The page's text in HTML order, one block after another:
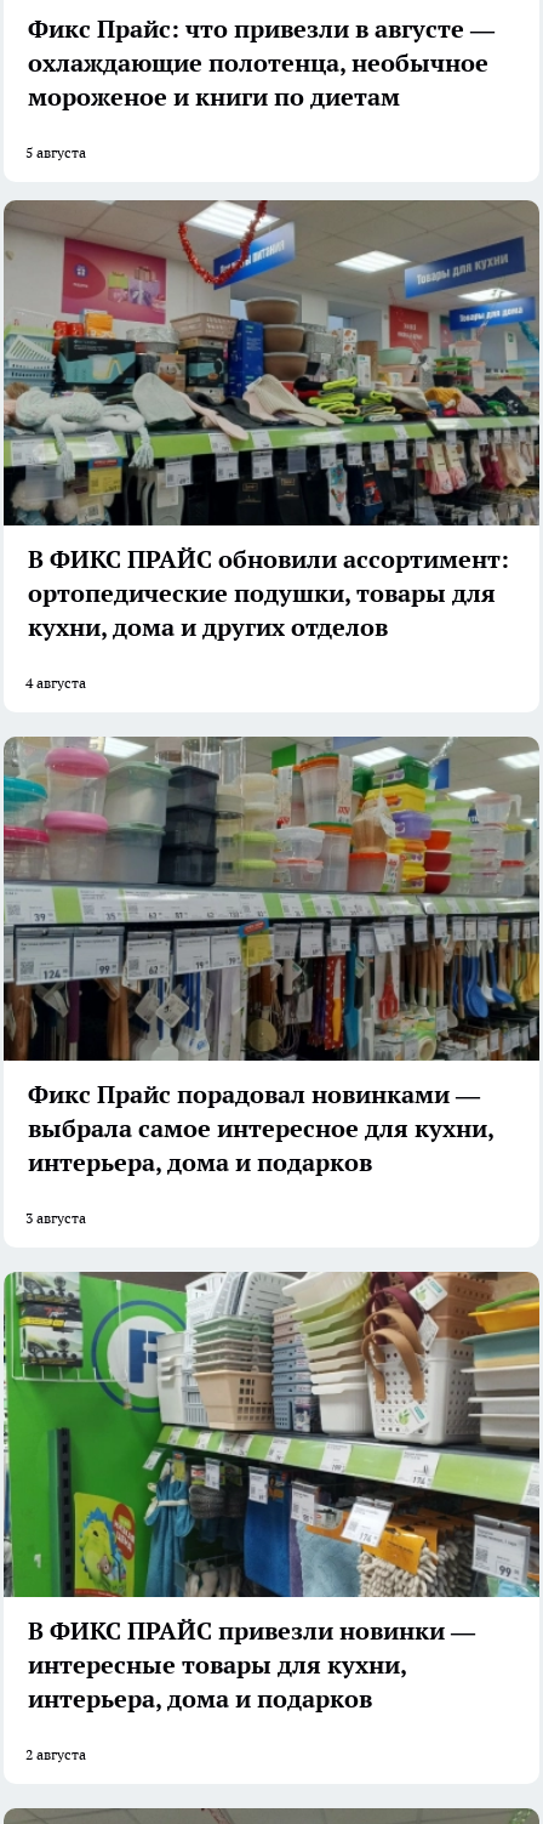
Фикс Прайс: что привезли в августе —
охлаждающие полотенца, необычное
мороженое и книги по диетам
5 августа
В ФИКС ПРАЙС обновили ассортимент:
ортопедические подушки, товары для
кухни, дома и других отделов
4 августа
Фикс Прайс порадовал новинками —
выбрала самое интересное для кухни,
интерьера, дома и подарков
3 августа
В ФИКС ПРАЙС привезли новинки —
интересные товары для кухни,
интерьера, дома и подарков
2 августа